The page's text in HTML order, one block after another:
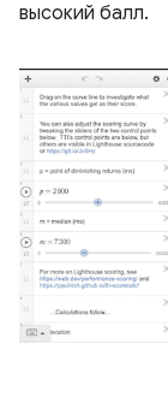
высокий балл.